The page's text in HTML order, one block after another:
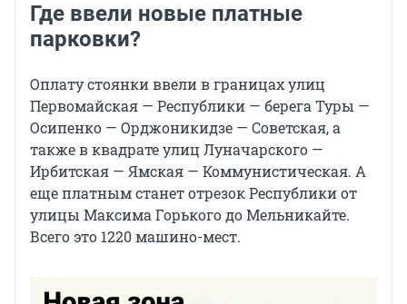
Где ввели новые платные
парковки?
Оплату стоянки ввели в границах улиц
Первомайская — Республики — берега Туры —
Осипенко — Орджоникидзе — Советская, а
также в квадрате улиц Луначарского —
Ирбитская — Ямская — Коммунистическая. А
еще платным станет отрезок Республики от
улицы Максима Горького до Мельникайте.
Всего это 1220 машино-мест.